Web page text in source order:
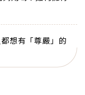
想有「尊嚴」的